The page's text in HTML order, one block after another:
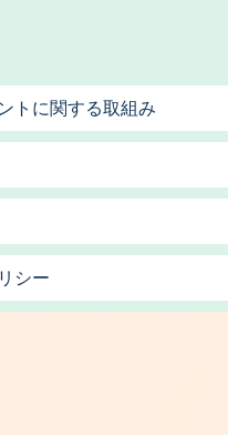
トに関する取組み
シー